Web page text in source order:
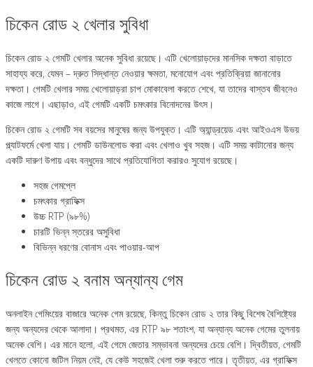
চিকেন রোড ২ খেলার সুবিধা
চিকেন রোড ২ গেমটি খেলার অনেক সুবিধা রয়েছে। এটি খেলোয়াড়দের মানসিক দক্ষতা বাড়াতে
সাহায্য করে, যেমন – দ্রুত সিদ্ধান্ত নেওয়ার ক্ষমতা, মনোযোগ এবং প্রতিক্রিয়া জানানোর
দক্ষতা। গেমটি খেলার সময় খেলোয়াড়রা চাপ মোকাবেলা করতে শেখে, যা তাদের বাস্তব জীবনেও
কাজে লাগে। এছাড়াও, এই গেমটি একটি চমৎকার বিনোদনের উৎস।
চিকেন রোড ২ গেমটি সব বয়সের মানুষের জন্য উপযুক্ত। এটি অ্যান্ড্রয়েড এবং আইওএস উভয়
প্ল্যাটফর্মে খেলা যায়। গেমটি ডাউনলোড করা এবং খেলাও খুব সহজ। এটি সময় কাটানোর জন্য
একটি দারুণ উপায় এবং বন্ধুদের সাথে প্রতিযোগিতা করারও সুযোগ রয়েছে।
সহজ গেমপ্লে
চমৎকার গ্রাফিক্স
উচ্চ RTP (৯৮%)
চারটি ভিন্ন স্তরের অসুবিধা
বিভিন্ন ধরণের বোনাস এবং পাওয়ার-আপ
চিকেন রোড ২ বনাম অন্যান্য গেম
অনলাইন গেমিংয়ের বাজারে অনেক গেম রয়েছে, কিন্তু চিকেন রোড ২ তার কিছু বিশেষ বৈশিষ্ট্যের
জন্য অন্যদের থেকে আলাদা। প্রথমত, এর RTP ৯৮ শতাংশ, যা অন্যান্য অনেক গেমের তুলনায়
অনেক বেশি। এর মানে হলো, এই গেমে জেতার সম্ভাবনা অন্যদের চেয়ে বেশি। দ্বিতীয়ত, গেমটি
খেলতে কোনো জটিল নিয়ম নেই, যে কেউ সহজেই খেলা শুরু করতে পারে। তৃতীয়ত, এর গ্রাফিক্স